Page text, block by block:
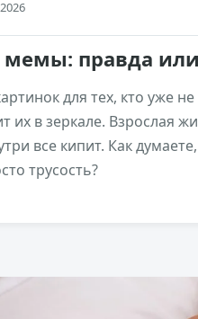
правда
для тех, кто уже
их в зеркале. Взрослая
все кипит. Как
трусость?